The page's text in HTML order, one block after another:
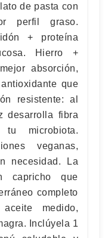
de pasta con
perfil graso.
+ proteína
Hierro +
absorción,
que
resistente: al
desarrolla fibra
microbiota.
veganas,
necesidad. La
capricho que
completo
medido,
Inclúyela 1